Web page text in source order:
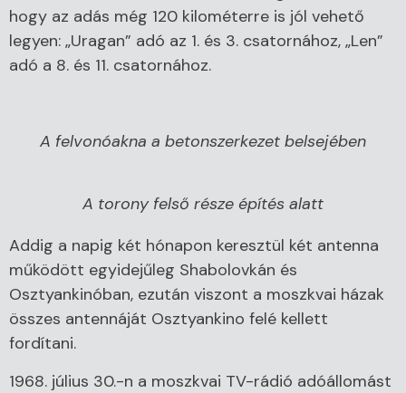
hogy az adás még 120 kilométerre is jól vehető
legyen: „Uragan” adó az 1. és 3. csatornához, „Len”
adó a 8. és 11. csatornához.
A felvonóakna a betonszerkezet belsejében
A torony felső része építés alatt
Addig a napig két hónapon keresztül két antenna
működött egyidejűleg Shabolovkán és
Osztyankinóban, ezután viszont a moszkvai házak
összes antennáját Osztyankino felé kellett
fordítani.
1968. július 30.-n a moszkvai TV-rádió adóállomást